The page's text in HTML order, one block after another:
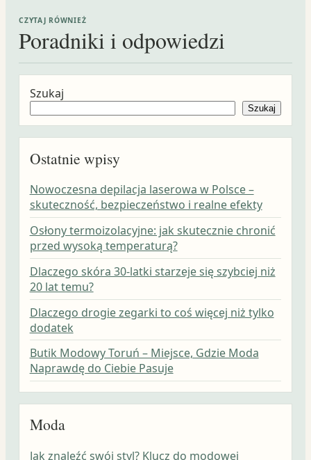
CZYTAJ RÓWNIEŻ
Poradniki i odpowiedzi
Szukaj
Szukaj
Ostatnie wpisy
Nowoczesna depilacja laserowa w Polsce –
skuteczność, bezpieczeństwo i realne efekty
Osłony termoizolacyjne: jak skutecznie chronić
przed wysoką temperaturą?
Dlaczego skóra 30-latki starzeje się szybciej niż
20 lat temu?
Dlaczego drogie zegarki to coś więcej niż tylko
dodatek
Butik Modowy Toruń – Miejsce, Gdzie Moda
Naprawdę do Ciebie Pasuje
Moda
Jak znaleźć swój styl? Klucz do modowej